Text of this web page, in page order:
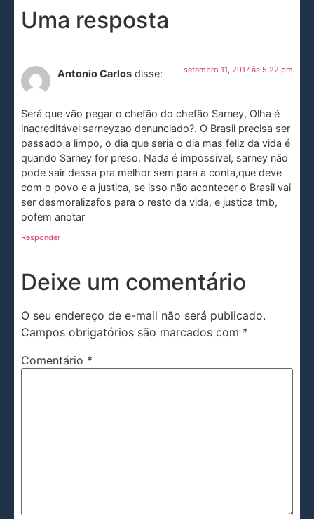
Uma resposta
Antonio Carlos disse: setembro 11, 2017 às 5:22 pm
Será que vão pegar o chefão do chefão Sarney, Olha é
inacreditável sarneyzao denunciado?. O Brasil precisa ser
passado a limpo, o dia que seria o dia mas feliz da vida é
quando Sarney for preso. Nada é impossível, sarney não
pode sair dessa pra melhor sem para a conta,que deve
com o povo e a justica, se isso não acontecer o Brasil vai
ser desmoralizafos para o resto da vida, e justica tmb,
oofem anotar
Responder
Deixe um comentário
O seu endereço de e-mail não será publicado.
Campos obrigatórios são marcados com *
Comentário *